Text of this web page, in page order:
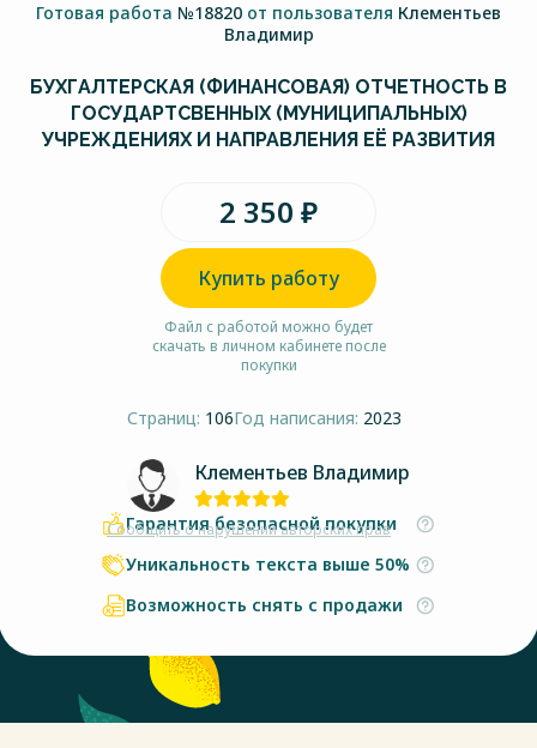
Готовая работа №18820 от пользователя Клементьев
Владимир
БУХГАЛТЕРСКАЯ (ФИНАНСОВАЯ) ОТЧЕТНОСТЬ В
ГОСУДАРТСВЕННЫХ (МУНИЦИПАЛЬНЫХ)
УЧРЕЖДЕНИЯХ И НАПРАВЛЕНИЯ ЕЁ РАЗВИТИЯ
2 350 ₽
Купить работу
Файл с работой можно будет
скачать в личном кабинете после
покупки
Страниц: 106Год написания: 2023
Клементьев Владимир
Сообщить о нарушении авторских прав
Гарантия безопасной покупки
Уникальность текста выше 50%
Возможность снять с продажи